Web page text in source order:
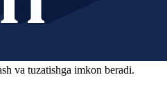
va tuzatishga imkon beradi.